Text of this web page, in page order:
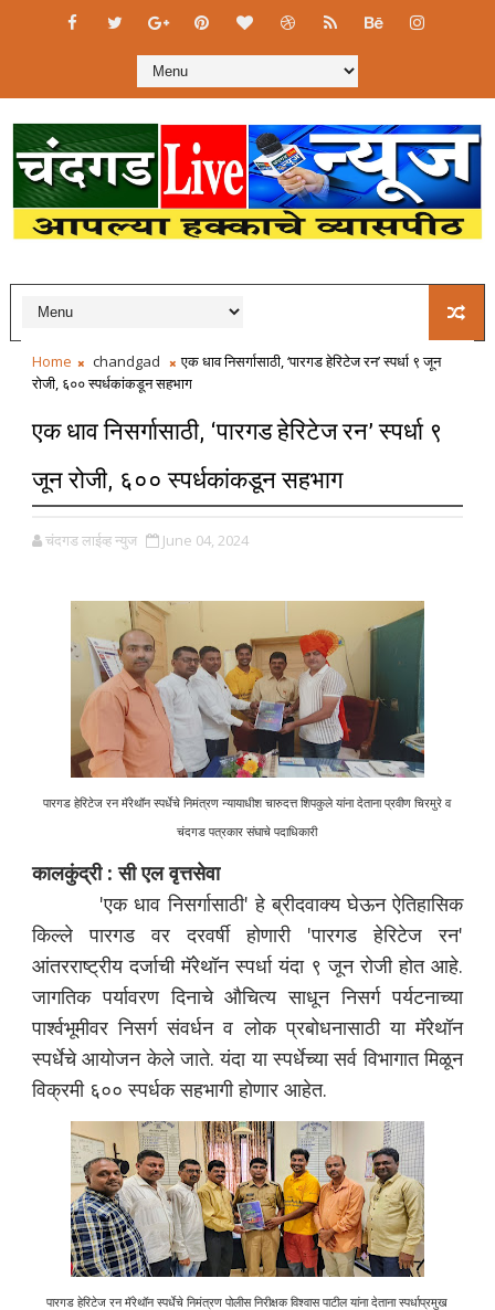
Home chandgad
एक धाव निसर्गासाठी, ‘पारगड हेरिटेज रन’ स्पर्धा ९ जून
रोजी, ६०० स्पर्धकांकडून सहभाग
एक धाव निसर्गासाठी, ‘पारगड हेरिटेज रन’ स्पर्धा ९
जून रोजी, ६०० स्पर्धकांकडून सहभाग
चंदगड लाईव्ह न्युज June 04, 2024
पारगड हेरिटेज रन मॅरेथॉन स्पर्धेचे निमंत्रण न्यायाधीश चारुदत्त शिपकुले यांना देताना प्रवीण चिरमुरे व
चंदगड पत्रकार संघाचे पदाधिकारी
कालकुंद्री : सी एल वृत्तसेवा
'एक धाव निसर्गासाठी' हे ब्रीदवाक्य घेऊन ऐतिहासिक
किल्ले पारगड वर दरवर्षी होणारी 'पारगड हेरिटेज रन'
आंतरराष्ट्रीय दर्जाची मॅरेथॉन स्पर्धा यंदा ९ जून रोजी होत आहे.
जागतिक पर्यावरण दिनाचे औचित्य साधून निसर्ग पर्यटनाच्या
पार्श्वभूमीवर निसर्ग संवर्धन व लोक प्रबोधनासाठी या मॅरेथॉन
स्पर्धेचे आयोजन केले जाते. यंदा या स्पर्धेच्या सर्व विभागात मिळून
विक्रमी ६०० स्पर्धक सहभागी होणार आहेत.
पारगड हेरिटेज रन मॅरेथॉन स्पर्धेचे निमंत्रण पोलीस निरीक्षक विश्वास पाटील यांना देताना स्पर्धाप्रमुख